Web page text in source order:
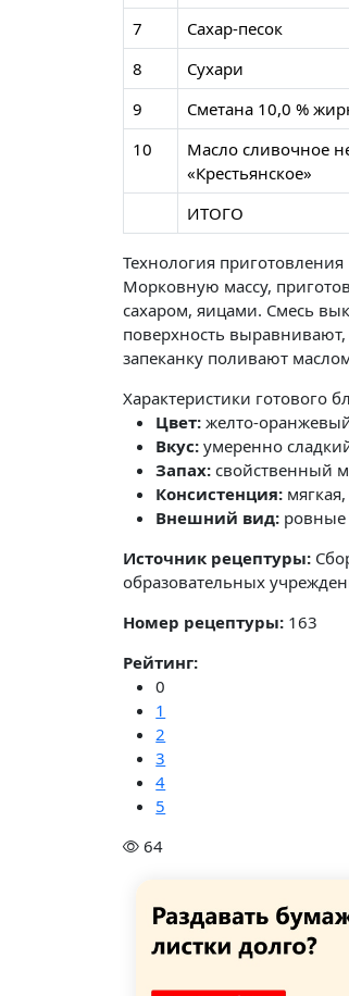
7
Сахар-песок
8
Сухари
9
Сметана 10,0 %
10
Масло сливочное
«Крестьянское»
ИТОГО
Технология приготовления
Морковную массу,
сахаром, яицами. Смесь
поверхность
запеканку поливают
Характеристики готового
Цвет: желто-
Вкус: умеренно
Запах: свойственный
Консистенция:
Внешний вид: ровные
Источник рецептуры:
образовательных
Номер рецептуры: 163
Рейтинг:
0
1
2
3
4
5
64